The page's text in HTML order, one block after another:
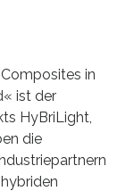
in
ist der
HyBriLight,
die